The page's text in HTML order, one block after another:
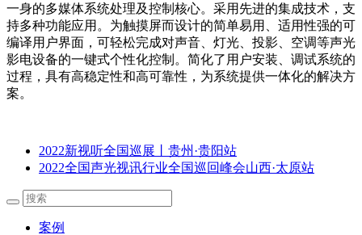
一身的多媒体系统处理及控制核心。采用先进的集成技术，支
持多种功能应用。为触摸屏而设计的简单易用、适用性强的可
编译用户界面，可轻松完成对声音、灯光、投影、空调等声光
影电设备的一键式个性化控制。简化了用户安装、调试系统的
过程，具有高稳定性和高可靠性，为系统提供一体化的解决方
案。
2022新视听全国巡展丨贵州·贵阳站
2022全国声光视讯行业全国巡回峰会山西·太原站
案例